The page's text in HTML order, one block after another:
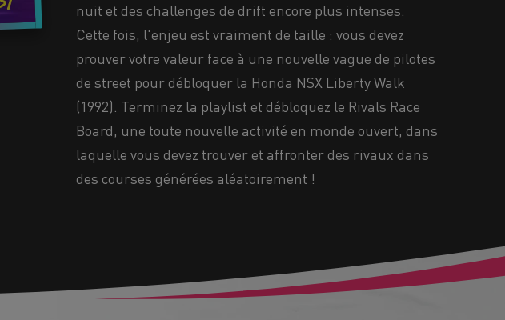
nuit et des challenges de drift encore plus intenses.
Cette fois, l'enjeu est vraiment de taille : vous devez
prouver votre valeur face à une nouvelle vague de pilotes
de street pour débloquer la Honda NSX Liberty Walk
(1992). Terminez la playlist et débloquez le Rivals Race
Board, une toute nouvelle activité en monde ouvert, dans
laquelle vous devez trouver et affronter des rivaux dans
des courses générées aléatoirement !